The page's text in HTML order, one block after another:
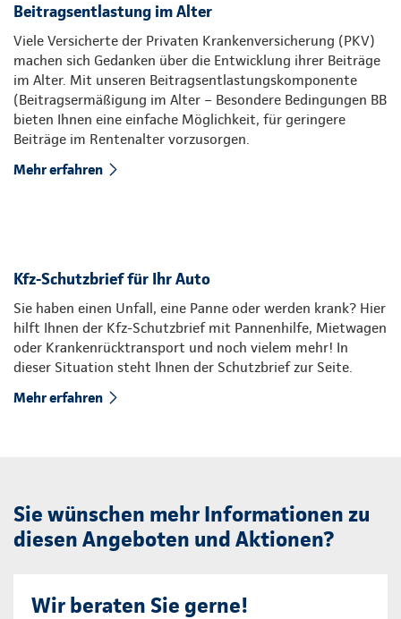
Beitragsentlastung im Alter
Viele Versicherte der Privaten Krankenversicherung (PKV)
machen sich Gedanken über die Entwicklung ihrer Beiträge
im Alter. Mit unseren Beitragsentlastungskomponente
(Beitragsermäßigung im Alter – Besondere Bedingungen BB
bieten Ihnen eine einfache Möglichkeit, für geringere
Beiträge im Rentenalter vorzusorgen.
Mehr erfahren
Kfz-Schutzbrief für Ihr Auto
Sie haben einen Unfall, eine Panne oder werden krank? Hier
hilft Ihnen der Kfz-Schutzbrief mit Pannenhilfe, Mietwagen
oder Krankenrücktransport und noch vielem mehr! In
dieser Situation steht Ihnen der Schutzbrief zur Seite.
Mehr erfahren
Sie wünschen mehr Informationen zu
diesen Angeboten und Aktionen?
Wir beraten Sie gerne!